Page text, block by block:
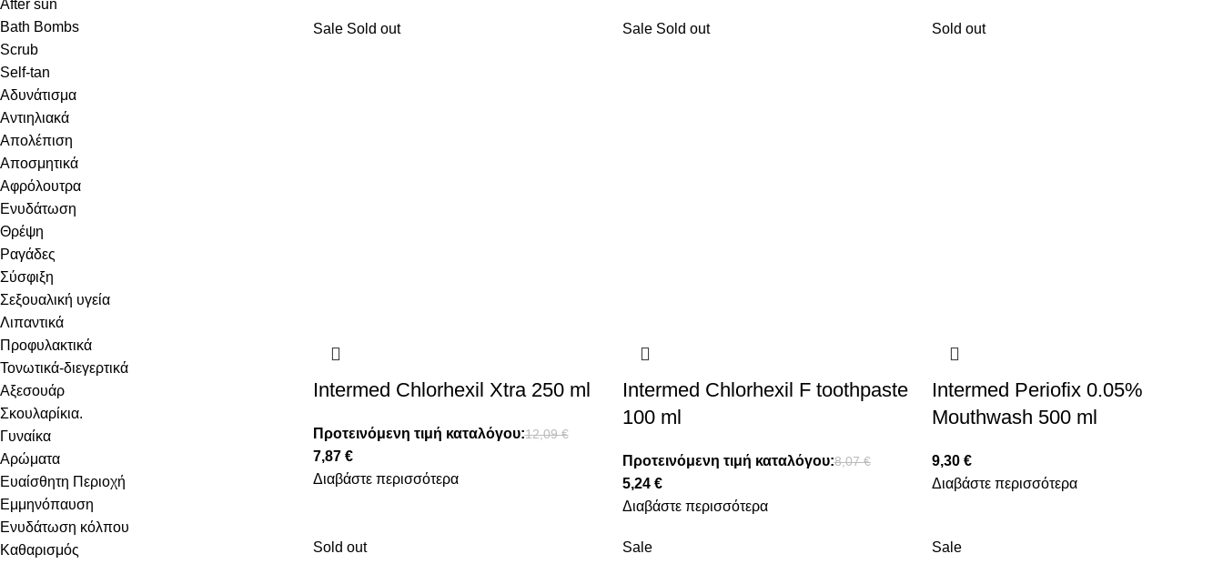
After sun
Bath Bombs
Scrub
Self-tan
Αδυνάτισμα
Αντιηλιακά
Απολέπιση
Αποσμητικά
Αφρόλουτρα
Ενυδάτωση
Θρέψη
Ραγάδες
Σύσφιξη
Σεξουαλική υγεία
Λιπαντικά
Προφυλακτικά
Τονωτικά-διεγερτικά
Αξεσουάρ
Σκουλαρίκια.
Γυναίκα
Αρώματα
Ευαίσθητη Περιοχή
Εμμηνόπαυση
Ενυδάτωση κόλπου
Καθαρισμός
Sale Sold out
Intermed Chlorhexil Xtra 250 ml
Προτεινόμενη τιμή καταλόγου:12,09€
7,87 €
Διαβάστε περισσότερα
Sale Sold out
Intermed Chlorhexil F toothpaste
100 ml
Προτεινόμενη τιμή καταλόγου:8,07€
5,24 €
Διαβάστε περισσότερα
Sold out
Intermed Periofix 0.05%
Mouthwash 500 ml
9,30 €
Διαβάστε περισσότερα
Sold out Sale Sale